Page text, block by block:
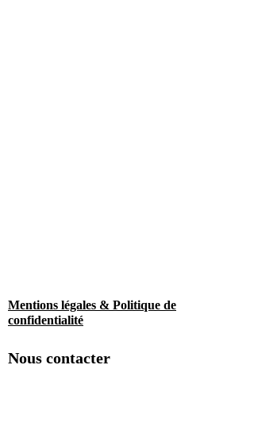
Mentions légales & Politique de
confidentialité
Nous contacter